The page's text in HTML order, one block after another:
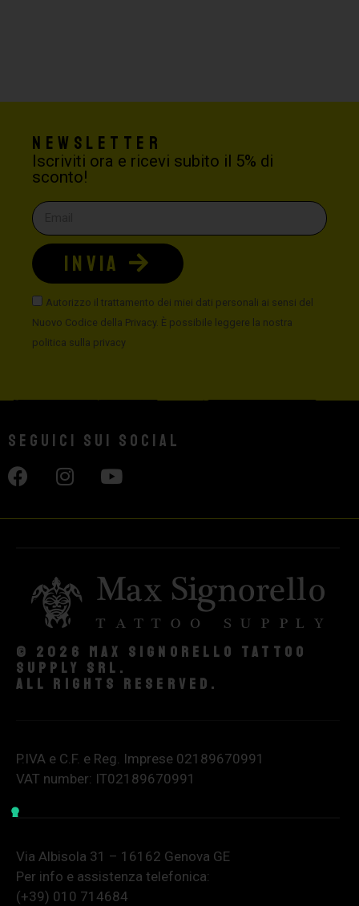
Newsletter
Iscriviti ora e ricevi subito il 5% di
sconto!
Autorizzo il trattamento dei miei dati personali ai sensi del
Nuovo Codice della Privacy. È possibile leggere la nostra
politica sulla privacy
INVIA
Seguici sui social
© 2026 Max Signorello Tattoo
supply srl.
All rights reserved.
P.IVA e C.F. e Reg. Imprese 02189670991
VAT number: IT02189670991
Via Albisola 31 – 16162 Genova GE
Per info e assistenza telefonica:
(+39) 010 714684